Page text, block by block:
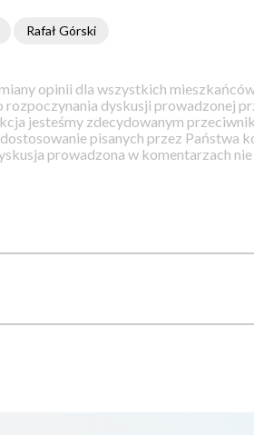
Rafał Górski
opinii dla wszystkich
rozpoczynania dyskusji prowadzonej
jesteśmy zdecydowanym
dostosowanie pisanych przez Państwa
prowadzona w komentarzach